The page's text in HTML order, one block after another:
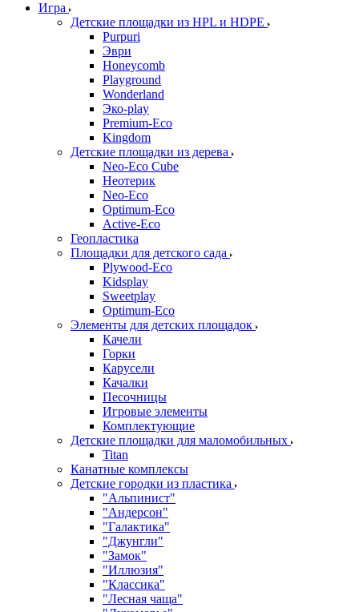
Игра
Детские площадки из HPL и HDPE
Purpuri
Эври
Honeycomb
Playground
Wonderland
Эко-play
Premium-Eco
Kingdom
Детские площадки из дерева
Neo-Eco Cube
Неотерик
Neo-Eco
Оptimum-Еco
Active-Eco
Геопластика
Площадки для детского сада
Plywood-Eco
Kidsplay
Sweetplay
Оptimum-Еco
Элементы для детских площадок
Качели
Горки
Карусели
Качалки
Песочницы
Игровые элементы
Комплектующие
Детские площадки для маломобильных
Titan
Канатные комплексы
Детские городки из пластика
"Альпинист"
"Андерсон"
"Галактика"
"Джунгли"
"Замок"
"Иллюзия"
"Классика"
"Лесная чаща"